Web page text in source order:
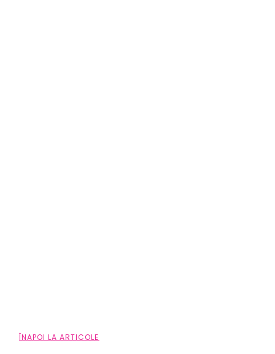
ÎNAPOI LA ARTICOLE